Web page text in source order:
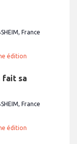
France
édition
fait sa
France
édition